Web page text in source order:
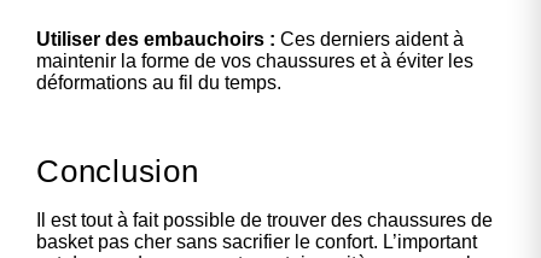
Utiliser des embauchoirs : Ces derniers aident à
maintenir la forme de vos chaussures et à éviter les
déformations au fil du temps.
Conclusion
Il est tout à fait possible de trouver des chaussures de
basket pas cher sans sacrifier le confort. L’important